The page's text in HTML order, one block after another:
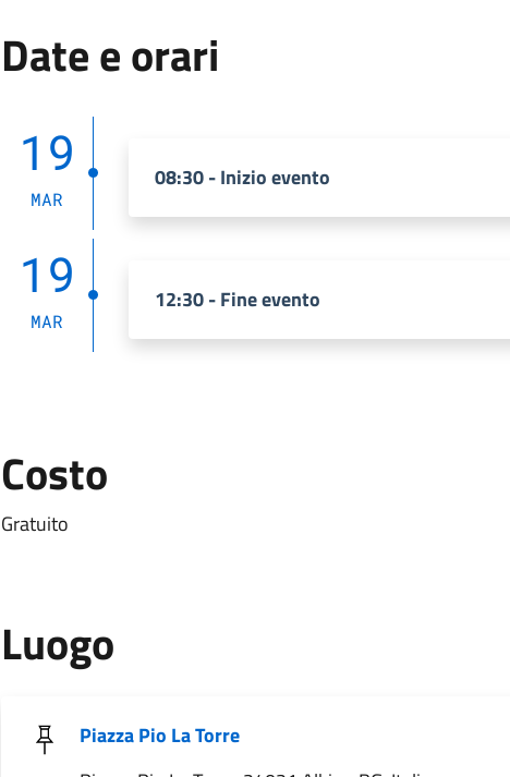
Date e orari
19
MAR
08:30 - Inizio evento
19
MAR
12:30 - Fine evento
Costo
Gratuito
Luogo
Piazza Pio La Torre